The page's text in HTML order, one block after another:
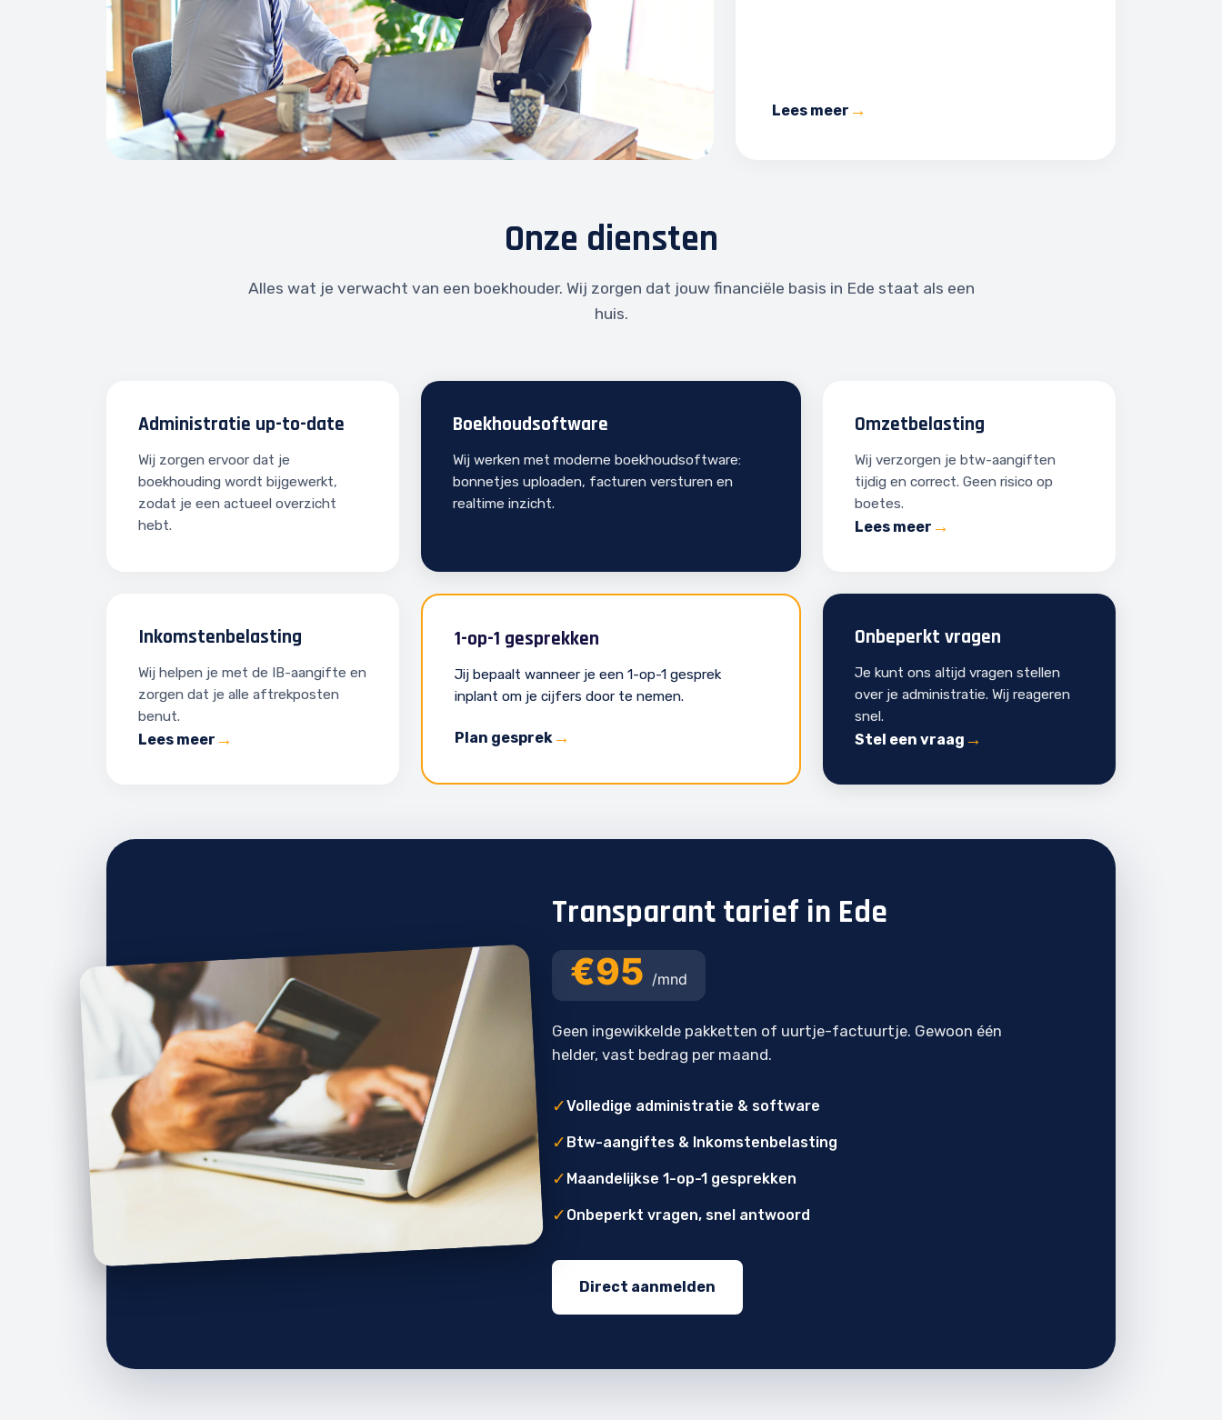
Lees meer
Onze diensten
Alles wat je verwacht van een boekhouder. Wij zorgen dat jouw financiële basis in Ede staat als een
huis.
Administratie up-to-date
Wij zorgen ervoor dat je
boekhouding wordt bijgewerkt,
zodat je een actueel overzicht
hebt.
Boekhoudsoftware
Wij werken met moderne boekhoudsoftware:
bonnetjes uploaden, facturen versturen en
realtime inzicht.
Omzetbelasting
Wij verzorgen je btw-aangiften
tijdig en correct. Geen risico op
boetes.
Lees meer
Inkomstenbelasting
Wij helpen je met de IB-aangifte en
zorgen dat je alle aftrekposten
benut.
Lees meer
1-op-1 gesprekken
Jij bepaalt wanneer je een 1-op-1 gesprek
inplant om je cijfers door te nemen.
Plan gesprek
Onbeperkt vragen
Je kunt ons altijd vragen stellen
over je administratie. Wij reageren
snel.
Stel een vraag
Transparant tarief in Ede
€95 /mnd
Geen ingewikkelde pakketten of uurtje-factuurtje. Gewoon één
helder, vast bedrag per maand.
✓Volledige administratie & software
✓ Btw-aangiftes & Inkomstenbelasting
✓ Maandelijkse 1-op-1 gesprekken
✓ Onbeperkt vragen, snel antwoord
Direct aanmelden